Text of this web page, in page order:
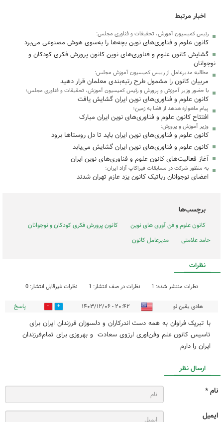
اخبار مرتبط
رئیس کمیسیون آموزش، تحقیقات و فناوری مجلس:
کانون علوم و فناوری‌های نوین بچه‌ها را به‌سوی هوش مصنوعی می‌برد
گشایش کانون علوم و فناوری‌های نوین کانون پرورش فکری کودکان و
نوجوانان
مطالبه مدیرعامل از رییس کمیسیون آموزش مجلس:
مربیان کانون را مشمول طرح رتبه‌بندی معلمان قرار دهید
با حضور وزیر آموزش و پرورش و رئیس کمیسیون آموزش، تحقیقات و فناوری مجلس؛
کانون علوم و فناوری‌های نوین ایران گشایش یافت
پیام ماهواره هدهد از فضا به زمین؛
افتتاح کانون علوم و فناوری‌های نوین ایران مبارک
وزیر آموزش و پرورش:
کانون علوم و فناوری‌های نوین ایران باید تا دل روستاها برود
کانون علوم و فناوری‌های نوین ایران گشایش می‌یابد
آغاز فعالیت‌های کانون علوم و فناوری‌های نوین ایران
به منظور شرکت در مسابقات فیراکاپ آزاد ایران؛
اعضای نوجوانان رباتیک کانون یزد عازم تهران شدند
برچسب‌ها
کانون علوم و فن آوری های نوین
کانون پرورش فکری کودکان و نوجوانان
حامد علامتی
مدیرعامل کانون
نظرات
نظرات منتشر شده: 1 نظرات در صف انتشار: 1 نظرات غیرقابل انتشار: 0
هادی یقین لو ۲۰:۴۲ - ۱۴۰۳/۱۲/۰۶ 0 پاسخ
با تبریک فراوان به همه دست اندرکاران و دلسوزان فرزندان ایران برای
تاسیس کانون علم و‌فن‌اوری ارزوی سعادت ‌ و بهروزی برای تمام‌فرزندان
ایران را دارم
ارسال نظر
نام *
ایمیل